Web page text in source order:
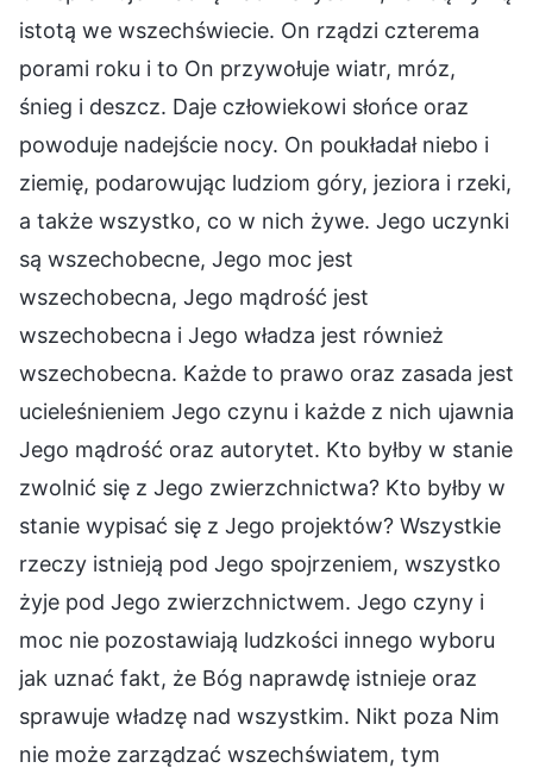
istotą we wszechświecie. On rządzi czterema
porami roku i to On przywołuje wiatr, mróz,
śnieg i deszcz. Daje człowiekowi słońce oraz
powoduje nadejście nocy. On poukładał niebo i
ziemię, podarowując ludziom góry, jeziora i rzeki,
a także wszystko, co w nich żywe. Jego uczynki
są wszechobecne, Jego moc jest
wszechobecna, Jego mądrość jest
wszechobecna i Jego władza jest również
wszechobecna. Każde to prawo oraz zasada jest
ucieleśnieniem Jego czynu i każde z nich ujawnia
Jego mądrość oraz autorytet. Kto byłby w stanie
zwolnić się z Jego zwierzchnictwa? Kto byłby w
stanie wypisać się z Jego projektów? Wszystkie
rzeczy istnieją pod Jego spojrzeniem, wszystko
żyje pod Jego zwierzchnictwem. Jego czyny i
moc nie pozostawiają ludzkości innego wyboru
jak uznać fakt, że Bóg naprawdę istnieje oraz
sprawuje władzę nad wszystkim. Nikt poza Nim
nie może zarządzać wszechświatem, tym